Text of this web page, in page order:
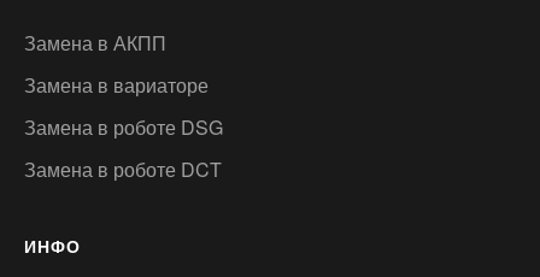
Замена в АКПП
Замена в вариаторе
Замена в роботе DSG
Замена в роботе DCT
ИНФО